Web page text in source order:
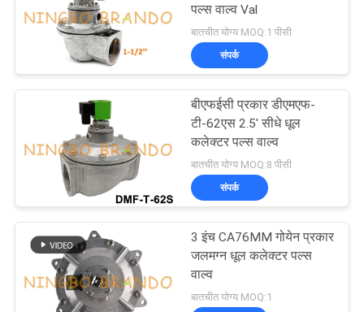
पल्स वाल्व Val
बातचीत योग्य MOQ:1 पीसी
संपर्क
बीएफईसी प्रकार डीएमएफ-
टी-62एस 2.5' सीधे धूल
कलेक्टर पल्स वाल्व
बातचीत योग्य MOQ:8 पीसी
संपर्क
3 इंच CA76MM गोयेन प्रकार
जलमग्न धूल कलेक्टर पल्स
वाल्व
बातचीत योग्य MOQ:1